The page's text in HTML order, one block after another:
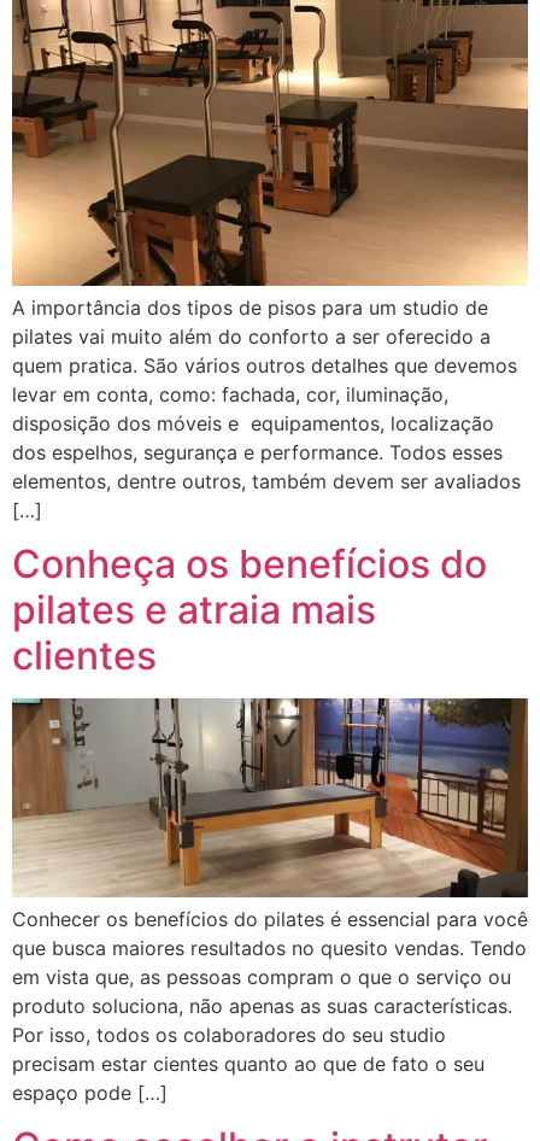
A importância dos tipos de pisos para um studio de
pilates vai muito além do conforto a ser oferecido a
quem pratica. São vários outros detalhes que devemos
levar em conta, como: fachada, cor, iluminação,
disposição dos móveis e equipamentos, localização
dos espelhos, segurança e performance. Todos esses
elementos, dentre outros, também devem ser avaliados
[…]
Conheça os benefícios do
pilates e atraia mais
clientes
Conhecer os benefícios do pilates é essencial para você
que busca maiores resultados no quesito vendas. Tendo
em vista que, as pessoas compram o que o serviço ou
produto soluciona, não apenas as suas características.
Por isso, todos os colaboradores do seu studio
precisam estar cientes quanto ao que de fato o seu
espaço pode […]